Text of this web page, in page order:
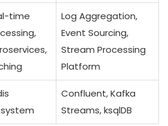
time
Log Aggregation,
Event Sourcing,
Stream Processing
Platform
Confluent, Kafka
Streams, ksqlDB